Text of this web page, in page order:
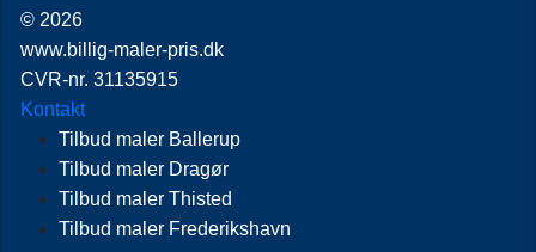
© 2026
www.billig-maler-pris.dk
CVR-nr. 31135915
Kontakt
Tilbud maler Ballerup
Tilbud maler Dragør
Tilbud maler Thisted
Tilbud maler Frederikshavn